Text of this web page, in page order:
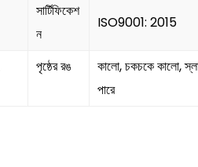
সার্টিফিকেশ
ন
ISO9001: 2015
পৃষ্ঠের রঙ
কালো, চকচকে কালো,
পারে